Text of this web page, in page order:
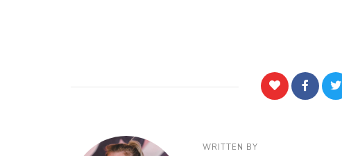
WRITTEN BY